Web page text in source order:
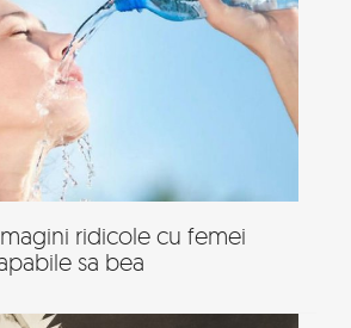
ridicole cu femei
sa bea